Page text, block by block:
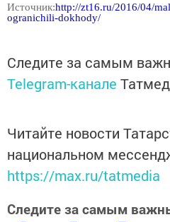
Источник:http://zt16.ru/2016/04/
ogranichili-dokhody/
Следите за самым
Telegram-канале
Читайте новости
национальном
https://max.ru/tatmedia
Следите за самым